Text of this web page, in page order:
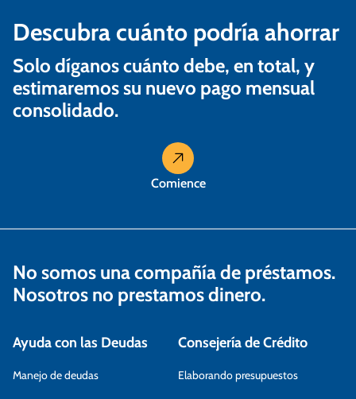
n
t
r
a
Descubra cuánto podría ahorrar
Solo díganos cuánto debe, en total, y
estimaremos su nuevo pago mensual
consolidado.
Comience
No somos una compañía de préstamos.
Nosotros no prestamos dinero.
Ayuda con las Deudas
Manejo de deudas
Consejería de Crédito
Elaborando presupuestos